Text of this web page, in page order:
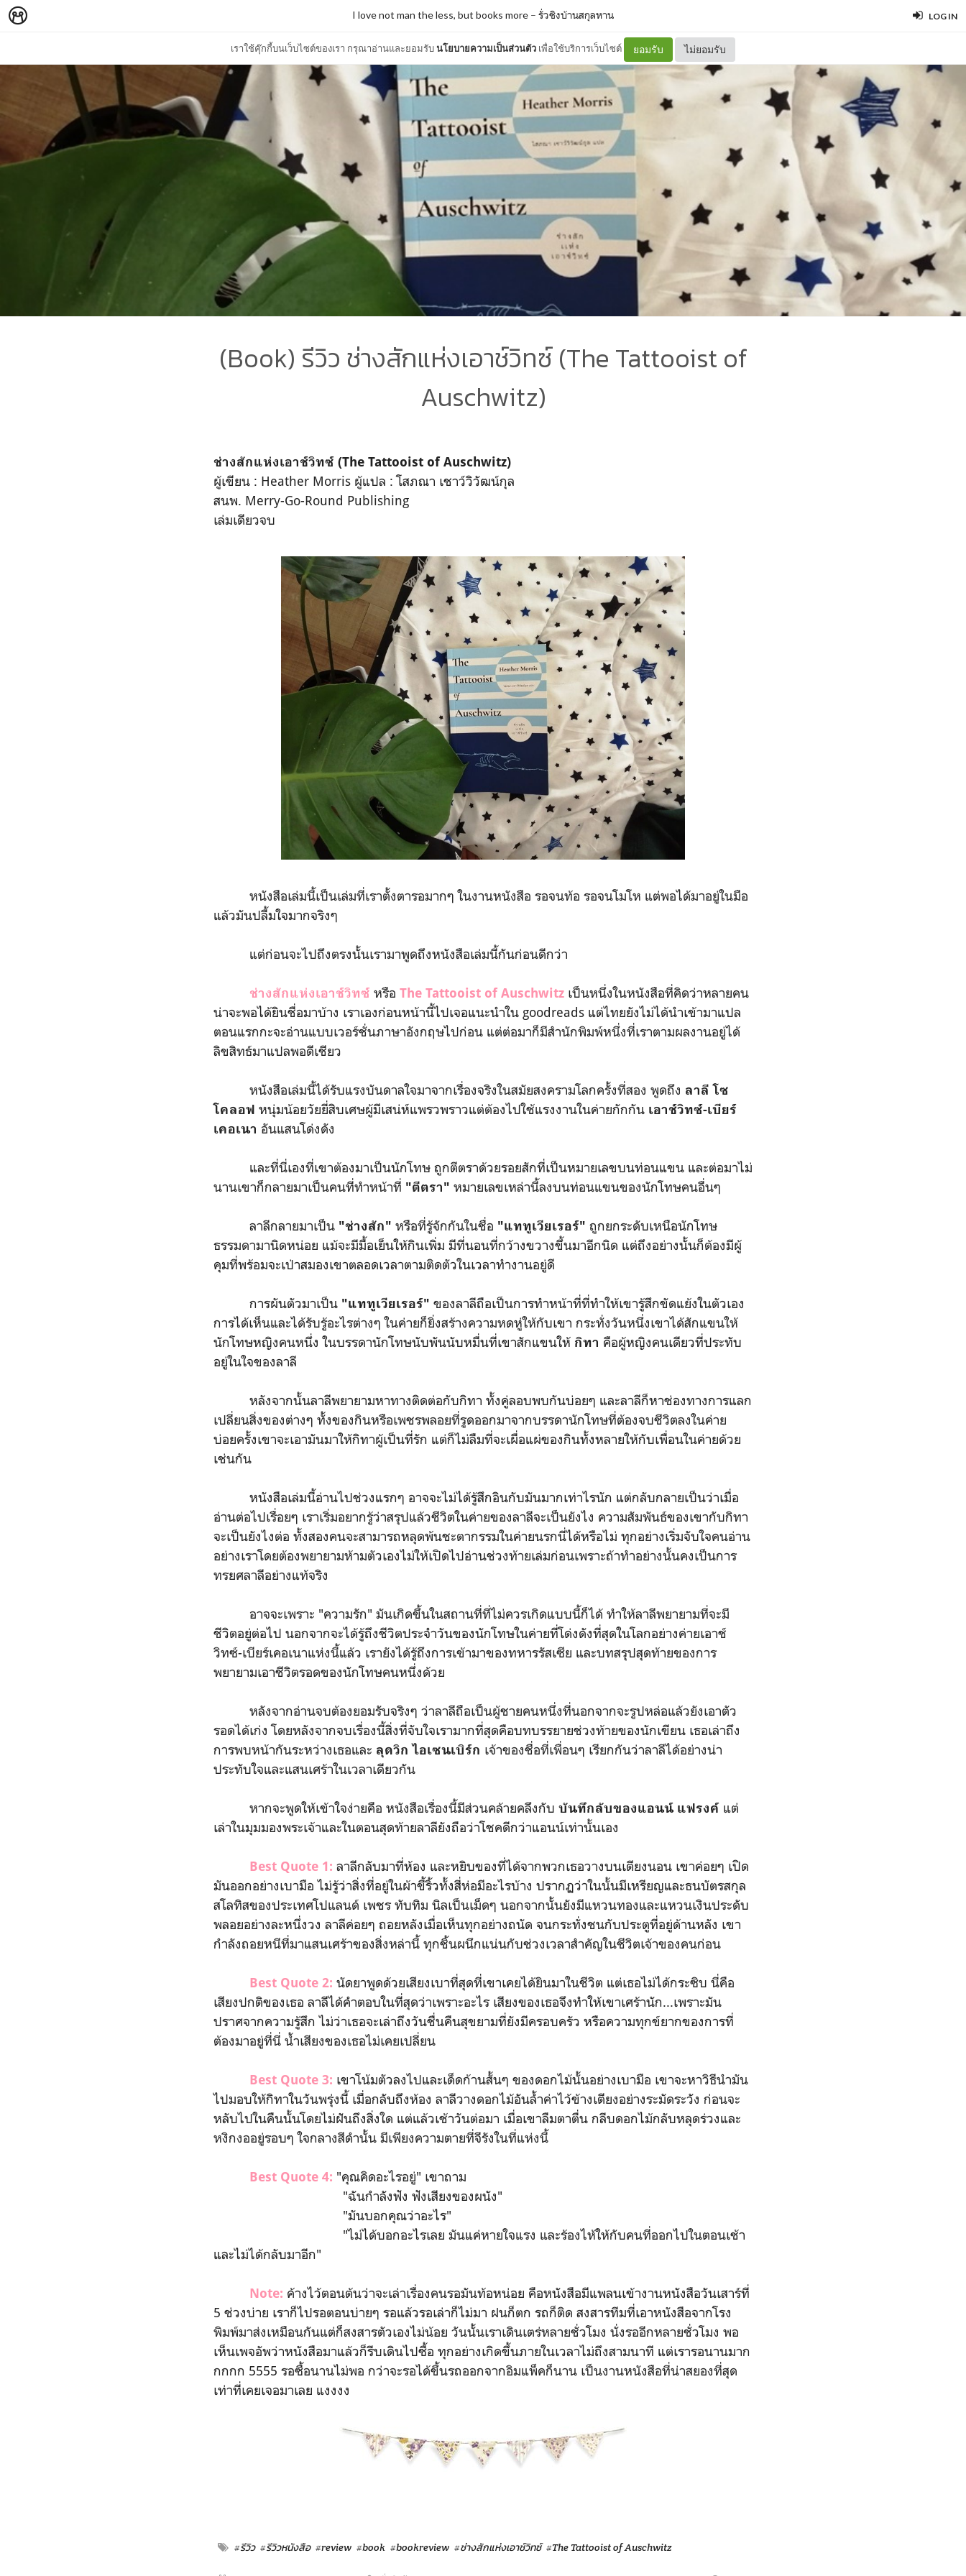
LOG IN
เราใช้คุ๊กกี้บนเว็บไซต์ของเรา กรุณาอ่านและยอมรับนโยบายความเป็นส่วนตัว เพื่อใช้บริการเว็บไซต์ ยอมรับ ไม่ยอมรับ
I love not man the less, but books more – รั่วชิงบ้านสกุลหาน
(Book) รีวิว ช่างสักแห่งเอาช์วิทซ์ (The Tattooist of
Auschwitz)
ช่างสักแห่งเอาช์วิทซ์ (The Tattooist of Auschwitz)
ผู้เขียน : Heather Morris ผู้แปล : โสภณา เชาว์วิวัฒน์กุล
สนพ. Merry-Go-Round Publishing
เล่มเดียวจบ
หนังสือเล่มนี้เป็นเล่มที่เราตั้งตารอมากๆ ในงานหนังสือ รอจนท้อ รอจนโมโห แต่พอได้มาอยู่ในมือ
แล้วมันปลื้มใจมากจริงๆ
แต่ก่อนจะไปถึงตรงนั้นเรามาพูดถึงหนังสือเล่มนี้กันก่อนดีกว่า
ช่างสักแห่งเอาช์วิทซ์ หรือ The Tattooist of Auschwitz เป็นหนึ่งในหนังสือที่คิดว่าหลายคน
น่าจะพอได้ยินชื่อมาบ้าง เราเองก่อนหน้านี้ไปเจอแนะนำใน goodreads แต่ไทยยังไม่ได้นำเข้ามาแปล
ตอนแรกกะจะอ่านแบบเวอร์ชั่นภาษาอังกฤษไปก่อน แต่ต่อมาก็มีสำนักพิมพ์หนึ่งที่เราตามผลงานอยู่ได้
ลิขสิทธ์มาแปลพอดีเชียว
หนังสือเล่มนี้ได้รับแรงบันดาลใจมาจากเรื่องจริงในสมัยสงครามโลกครั้งที่สอง พูดถึง ลาลี โซ
โคลอฟ หนุ่มน้อยวัยยี่สิบเศษผู้มีเสน่ห์แพรวพราวแต่ต้องไปใช้แรงงานในค่ายกักกัน เอาช์วิทซ์-เบียร์
เคอเนา อันแสนโด่งดัง
และที่นี่เองที่เขาต้องมาเป็นนักโทษ ถูกตีตราด้วยรอยสักที่เป็นหมายเลขบนท่อนแขน และต่อมาไม่
นานเขาก็กลายมาเป็นคนที่ทำหน้าที่ "ตีตรา" หมายเลขเหล่านี้ลงบนท่อนแขนของนักโทษคนอื่นๆ
ลาลีกลายมาเป็น "ช่างสัก" หรือที่รู้จักกันในชื่อ "แททูเวียเรอร์" ถูกยกระดับเหนือนักโทษ
ธรรมดามานิดหน่อย แม้จะมีมื้อเย็นให้กินเพิ่ม มีที่นอนที่กว้างขวางขึ้นมาอีกนิด แต่ถึงอย่างนั้นก็ต้องมีผู้
คุมที่พร้อมจะเป่าสมองเขาตลอดเวลาตามติดตัวในเวลาทำงานอยู่ดี
การผันตัวมาเป็น "แททูเวียเรอร์" ของลาลีถือเป็นการทำหน้าที่ที่ทำให้เขารู้สึกขัดแย้งในตัวเอง
การได้เห็นและได้รับรู้อะไรต่างๆ ในค่ายก็ยิ่งสร้างความหดหู่ให้กับเขา กระทั่งวันหนึ่งเขาได้สักแขนให้
นักโทษหญิงคนหนึ่ง ในบรรดานักโทษนับพันนับหมื่นที่เขาสักแขนให้ กิทา คือผู้หญิงคนเดียวที่ประทับ
อยู่ในใจของลาลี
หลังจากนั้นลาลีพยายามหาทางติดต่อกับกิทา ทั้งคู่ลอบพบกันบ่อยๆ และลาลีก็หาช่องทางการแลก
เปลี่ยนสิ่งของต่างๆ ทั้งของกินหรือเพชรพลอยที่รูดออกมาจากบรรดานักโทษที่ต้องจบชีวิตลงในค่าย
บ่อยครั้งเขาจะเอามันมาให้กิทาผู้เป็นที่รัก แต่ก็ไม่ลืมที่จะเผื่อแผ่ของกินทั้งหลายให้กับเพื่อนในค่ายด้วย
เช่นกัน
หนังสือเล่มนี้อ่านไปช่วงแรกๆ อาจจะไม่ได้รู้สึกอินกับมันมากเท่าไรนัก แต่กลับกลายเป็นว่าเมื่อ
อ่านต่อไปเรื่อยๆ เราเริ่มอยากรู้ว่าสรุปแล้วชีวิตในค่ายของลาลีจะเป็นยังไง ความสัมพันธ์ของเขากับกิทา
จะเป็นยังไงต่อ ทั้งสองคนจะสามารถหลุดพ้นชะตากรรมในค่ายนรกนี่ได้หรือไม่ ทุกอย่างเริ่มจับใจคนอ่าน
อย่างเราโดยต้องพยายามห้ามตัวเองไม่ให้เปิดไปอ่านช่วงท้ายเล่มก่อนเพราะถ้าทำอย่างนั้นคงเป็นการ
ทรยศลาลีอย่างแท้จริง
อาจจะเพราะ "ความรัก" มันเกิดขึ้นในสถานที่ที่ไม่ควรเกิดแบบนี้ก็ได้ ทำให้ลาลีพยายามที่จะมี
ชีวิตอยู่ต่อไป นอกจากจะได้รู้ถึงชีวิตประจำวันของนักโทษในค่ายที่โด่งดังที่สุดในโลกอย่างค่ายเอาช์
วิทซ์-เบียร์เคอเนาแห่งนี้แล้ว เรายังได้รู้ถึงการเข้ามาของทหารรัสเซีย และบทสรุปสุดท้ายของการ
พยายามเอาชีวิตรอดของนักโทษคนหนึ่งด้วย
หลังจากอ่านจบต้องยอมรับจริงๆ ว่าลาลีถือเป็นผู้ชายคนหนึ่งที่นอกจากจะรูปหล่อแล้วยังเอาตัว
รอดได้เก่ง โดยหลังจากจบเรื่องนี้สิ่งที่จับใจเรามากที่สุดคือบทบรรยายช่วงท้ายของนักเขียน เธอเล่าถึง
การพบหน้ากันระหว่างเธอและ ลุดวิก ไอเซนเบิร์ก เจ้าของชื่อที่เพื่อนๆ เรียกกันว่าลาลีได้อย่างน่า
ประทับใจและแสนเศร้าในเวลาเดียวกัน
หากจะพูดให้เข้าใจง่ายคือ หนังสือเรื่องนี้มีส่วนคล้ายคลึงกับ บันทึกลับของแอนน์ แฟรงค์ แต่
เล่าในมุมมองพระเจ้าและในตอนสุดท้ายลาลียังถือว่าโชคดีกว่าแอนน์เท่านั้นเอง
Best Quote 1: ลาลีกลับมาที่ห้อง และหยิบของที่ได้จากพวกเธอวางบนเตียงนอน เขาค่อยๆ เปิด
มันออกอย่างเบามือ ไม่รู้ว่าสิ่งที่อยู่ในผ้าขี้ริ้วทั้งสี่ห่อมีอะไรบ้าง ปรากฏว่าในนั้นมีเหรียญและธนบัตรสกุล
สโลทิสของประเทศโปแลนด์ เพชร ทับทิม นิลเป็นเม็ดๆ นอกจากนั้นยังมีแหวนทองและแหวนเงินประดับ
พลอยอย่างละหนึ่งวง ลาลีค่อยๆ ถอยหลังเมื่อเห็นทุกอย่างถนัด จนกระทั่งชนกับประตูที่อยู่ด้านหลัง เขา
กำลังถอยหนีที่มาแสนเศร้าของสิ่งหล่านี้ ทุกชิ้นผนึกแน่นกับช่วงเวลาสำคัญในชีวิตเจ้าของคนก่อน
Best Quote 2: นัดยาพูดด้วยเสียงเบาที่สุดที่เขาเคยได้ยินมาในชีวิต แต่เธอไม่ได้กระซิบ นี่คือ
เสียงปกติของเธอ ลาลีได้คำตอบในที่สุดว่าเพราะอะไร เสียงของเธอจึงทำให้เขาเศร้านัก...เพราะมัน
ปราศจากความรู้สึก ไม่ว่าเธอจะเล่าถึงวันชื่นคืนสุขยามที่ยังมีครอบครัว หรือความทุกข์ยากของการที่
ต้องมาอยู่ที่นี่ น้ำเสียงของเธอไม่เคยเปลี่ยน
Best Quote 3: เขาโน้มตัวลงไปและเด็ดก้านสั้นๆ ของดอกไม้นั้นอย่างเบามือ เขาจะหาวิธีนำมัน
ไปมอบให้กิทาในวันพรุ่งนี้ เมื่อกลับถึงห้อง ลาลีวางดอกไม้อันล้ำค่าไว้ข้างเตียงอย่างระมัดระวัง ก่อนจะ
หลับไปในคืนนั้นโดยไม่ฝันถึงสิ่งใด แต่แล้วเช้าวันต่อมา เมื่อเขาลืมตาตื่น กลีบดอกไม้กลับหลุดร่วงและ
หงิกงออยู่รอบๆ ใจกลางสีดำนั้น มีเพียงความตายที่จีรังในที่แห่งนี้
Best Quote 4: "คุณคิดอะไรอยู่" เขาถาม
"ฉันกำลังฟัง ฟังเสียงของผนัง"
"มันบอกคุณว่าอะไร"
"ไม่ได้บอกอะไรเลย มันแค่หายใจแรง และร้องไห้ให้กับคนที่ออกไปในตอนเช้า
และไม่ได้กลับมาอีก"
Note: ค้างไว้ตอนต้นว่าจะเล่าเรื่องคนรอมันท้อหน่อย คือหนังสือมีแพลนเข้างานหนังสือวันเสาร์ที่
5 ช่วงบ่าย เราก็ไปรอตอนบ่ายๆ รอแล้วรอเล่าก็ไม่มา ฝนก็ตก รถก็ติด สงสารทีมที่เอาหนังสือจากโรง
พิมพ์มาส่งเหมือนกันแต่ก็สงสารตัวเองไม่น้อย วันนั้นเราเดินเตร่หลายชั่วโมง นั่งรออีกหลายชั่วโมง พอ
เห็นเพจอัพว่าหนังสือมาแล้วก็รีบเดินไปซื้อ ทุกอย่างเกิดขึ้นภายในเวลาไม่ถึงสามนาที แต่เรารอนานมาก
กกกก 5555 รอซื้อนานไม่พอ กว่าจะรอได้ขึ้นรถออกจากอิมแพ็คก็นาน เป็นงานหนังสือที่น่าสยองที่สุด
เท่าที่เคยเจอมาเลย แงงงง
#รีวิว #รีวิวหนังสือ #review #book #bookreview #ช่างสักแห่งเอาช์วิทซ์ #The Tattooist of Auschwitz